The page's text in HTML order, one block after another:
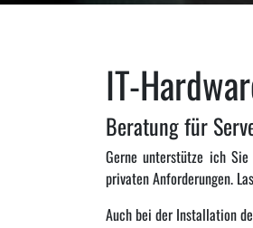
IT-
Beratung für
Gerne unterstütze ich
privaten Anforderungen.
Auch bei der Installation